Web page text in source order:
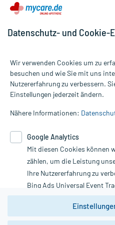
sollten Sie den Zuckergehalt
- Vorsicht bei einer
eine Diabetes-Diät einhalten
berücksichtigen.
Aufbewahrung:
Handelsformen:
25.11.2020
Alle Preise gelten inkl. MwSt., ggf.
Informationen auf dieser Website
die Untersuchung und
Therapien eingeleitet werden
Google Analytics. Lesen Sie
unserer Datenschutzerklärung.
nutzen Sie das Formular:
Vertrag widerrufen
Datenschutz- und Cookie-
Wir verwenden Cookies um zu
besuchen und wie Sie mit uns
Nutzererfahrung zu verbessern.
Einstellungen jederzeit ändern.
Nähere Informationen:
Google Analytics
Mit diesen Cookies können
zählen, um die Leistung
Ihre Nutzererfahrung zu
Bing Ads Universal Event
Youtube-Social Plugin).
Wir weisen darauf hin,